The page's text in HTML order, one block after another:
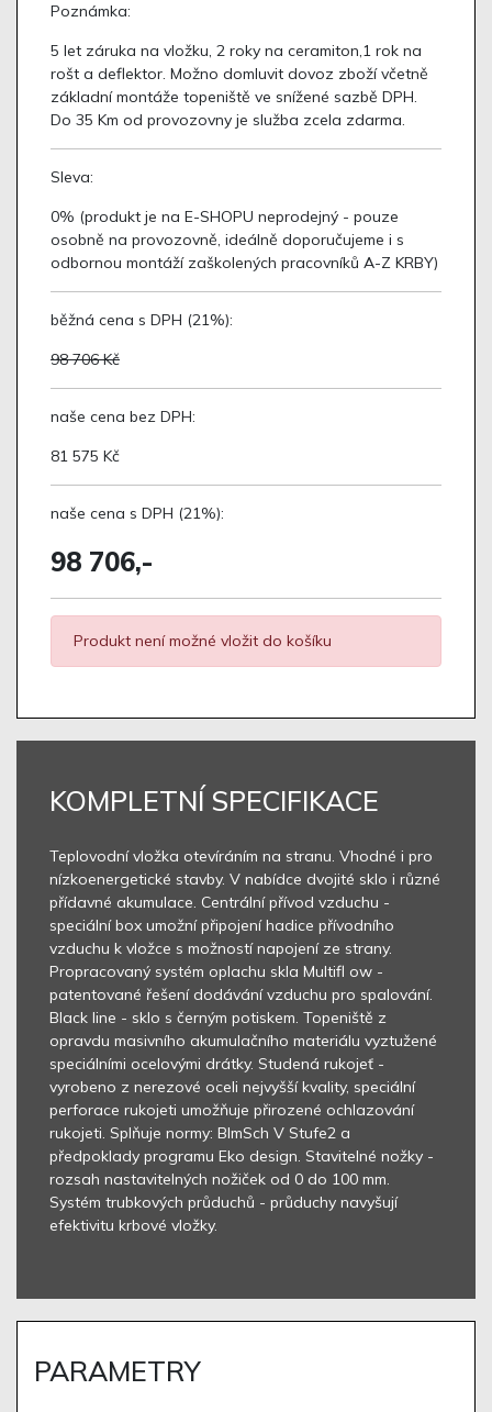
Poznámka:
5 let záruka na vložku, 2 roky na ceramiton,1 rok na
rošt a deflektor. Možno domluvit dovoz zboží včetně
základní montáže topeniště ve snížené sazbě DPH.
Do 35 Km od provozovny je služba zcela zdarma.
Sleva:
0% (produkt je na E-SHOPU neprodejný - pouze
osobně na provozovně, ideálně doporučujeme i s
odbornou montáží zaškolených pracovníků A-Z KRBY)
běžná cena s DPH (21%):
98 706 Kč
naše cena bez DPH:
81 575 Kč
naše cena s DPH (21%):
98 706,-
Produkt není možné vložit do košíku
KOMPLETNÍ SPECIFIKACE
Teplovodní vložka otevíráním na stranu. Vhodné i pro
nízkoenergetické stavby. V nabídce dvojité sklo i různé
přídavné akumulace. Centrální přívod vzduchu -
speciální box umožní připojení hadice přívodního
vzduchu k vložce s možností napojení ze strany.
Propracovaný systém oplachu skla Multifl ow -
patentované řešení dodávání vzduchu pro spalování.
Black line - sklo s černým potiskem. Topeniště z
opravdu masivního akumulačního materiálu vyztužené
speciálními ocelovými drátky. Studená rukojeť -
vyrobeno z nerezové oceli nejvyšší kvality, speciální
perforace rukojeti umožňuje přirozené ochlazování
rukojeti. Splňuje normy: BlmSch V Stufe2 a
předpoklady programu Eko design. Stavitelné nožky -
rozsah nastavitelných nožiček od 0 do 100 mm.
Systém trubkových průduchů - průduchy navyšují
efektivitu krbové vložky.
PARAMETRY